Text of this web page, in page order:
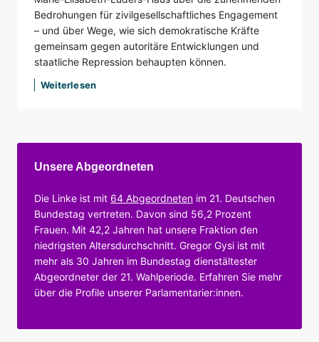
Bedrohungen für zivilgesellschaftliches Engagement
– und über Wege, wie sich demokratische Kräfte
gemeinsam gegen autoritäre Entwicklungen und
staatliche Repression behaupten können.
Weiterlesen
Unsere Abgeordneten
Die Linke ist mit 64 Abgeordneten im 21. Deutschen
Bundestag vertreten. Davon sind 56,2 Prozent
Frauen. Mit 42,2 Jahren hat unsere Fraktion den
niedrigsten Altersdurchschnitt. Gregor Gysi ist mit
mehr als 30 Jahren im Bundestag dienstältester
Abgeordneter der 21. Wahlperiode. Erfahren Sie mehr
über die Profile unserer Parlamentarier:innen.